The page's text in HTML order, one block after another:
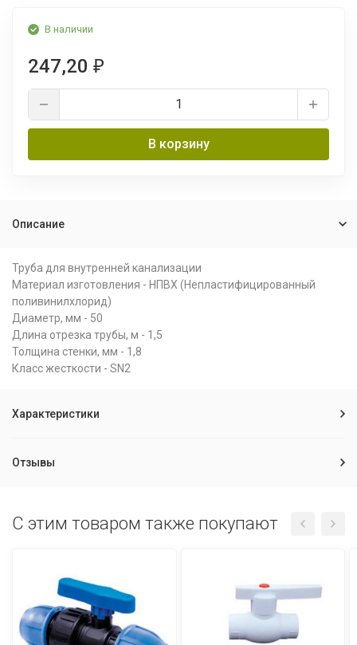
В наличии
247,20 ₽
В корзину
Описание
Труба для внутренней канализации
Материал изготовления - НПВХ (Непластифицированный
поливинилхлорид)
Диаметр, мм - 50
Длина отрезка трубы, м - 1,5
Толщина стенки, мм - 1,8
Класс жесткости - SN2
Характеристики
Отзывы
C этим товаром также покупают